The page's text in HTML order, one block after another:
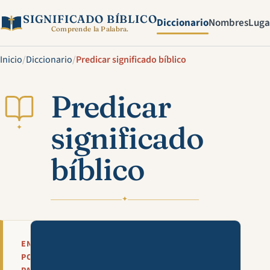
SIGNIFICADO BÍBLICO
Comprende la Palabra. DiccionarioNombres
Inicio/Diccionario/Predicar significado bíblico
✦
Predicar
significado
bíblico
✦
EN
POCAS
Mira esta explicación en